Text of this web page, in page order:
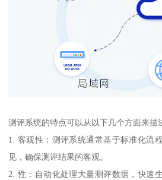
测评系统的特点可以从以下几个方面来描
1. 客观性：测评系统通常基于标准化流
见，确保测评结果的客观。
2. 性：自动化处理大量测评数据，快速